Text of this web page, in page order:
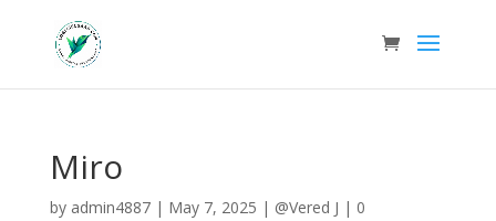
Miro
by admin4887| May 7, 2025 | @Vered J | 0